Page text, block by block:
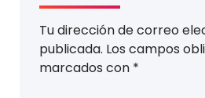
Tu dirección de correo
publicada. Los campos
marcados con *